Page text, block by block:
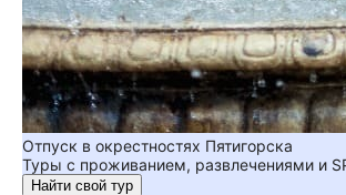
Отпуск в окрестностях Пятигорска
Туры с проживанием, развлечениями и
Найти свой тур